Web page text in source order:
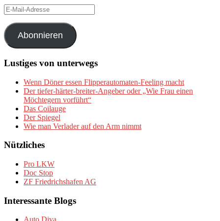
E-
Mail-
Adresse
Abonnieren
Lustiges von unterwegs
Wenn Döner essen Flipperautomaten-Feeling macht
Der tiefer-härter-breiter-Angeber oder „Wie Frau einen
Möchtegern vorführt“
Das Coilauge
Der Spiegel
Wie man Verlader auf den Arm nimmt
Nützliches
Pro LKW
Doc Stop
ZF Friedrichshafen AG
Interessante Blogs